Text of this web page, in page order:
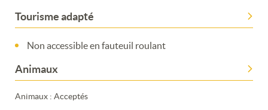
Tourisme adapté
Non accessible en fauteuil roulant
Animaux
Animaux : Acceptés